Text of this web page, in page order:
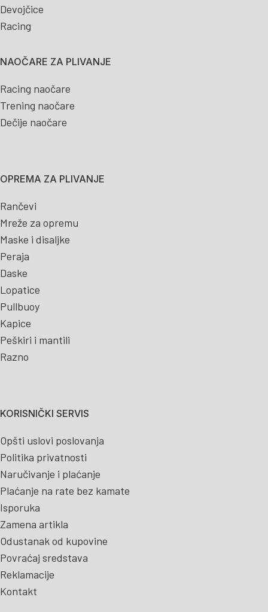
Devojčice
Racing
NAOČARE ZA PLIVANJE
Racing naočare
Trening naočare
Dečije naočare
OPREMA ZA PLIVANJE
Rančevi
Mreže za opremu
Maske i disaljke
Peraja
Daske
Lopatice
Pullbuoy
Kapice
Peškiri i mantili
Razno
KORISNIČKI SERVIS
Opšti uslovi poslovanja
Politika privatnosti
Naručivanje i plaćanje
Plaćanje na rate bez kamate
Isporuka
Zamena artikla
Odustanak od kupovine
Povraćaj sredstava
Reklamacije
Kontakt